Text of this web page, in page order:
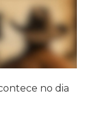
no dia